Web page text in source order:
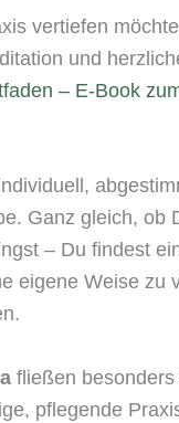
vertiefen
und
– E-Book
Ganz gleich, ob
– Du findest
eigene Weise zu
fließen besonders
pflegende